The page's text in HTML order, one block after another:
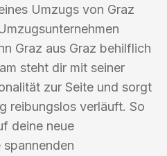
Umzugs von Graz
Graz aus Graz behilflich
steht dir mit seiner
zur Seite und sorgt
reibungslos verläuft. So
deine neue